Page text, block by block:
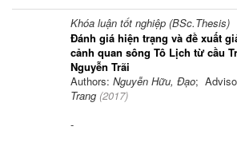
Khóa luận tốt nghiệp (BSc.Thesis)
Đánh giá hiện trạng và đề xuất
cảnh quan sông Tô Lịch từ cầu
Nguyễn Trãi
Authors: Nguyễn Hữu, Đạo;
Trang (2017)
-